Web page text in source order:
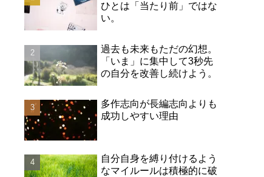
ひとは「当たり前」ではな
い。
過去も未来もただの幻想。
「いま」に集中して3秒先
の自分を改善し続けよう。
多作志向が長編志向よりも
成功しやすい理由
自分自身を縛り付けるよう
なマイルールは積極的に破